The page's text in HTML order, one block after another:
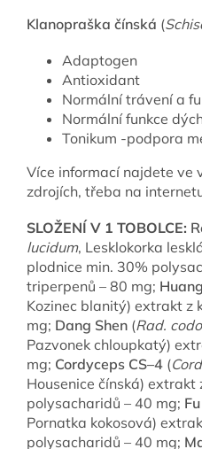
Klanopraška čínská (
Adaptogen
Antioxidant
Normální trávení a
Normální funkce
Tonikum -podpora
Více informací najdete ve
zdrojích, třeba na
SLOŽENÍ V 1 TOBOLCE:
lucidum, Lesklokorka
plodnice min. 30%
triperpenů – 80 mg;
Kozinec blanitý) extrakt z
mg; Dang Shen (Rad.
Pazvonek chloupkatý)
mg; Cordyceps CS–4 (
Housenice čínská) extrakt
polysacharidů – 40 mg;
Pornatka kokosová)
polysacharidů – 40 mg;